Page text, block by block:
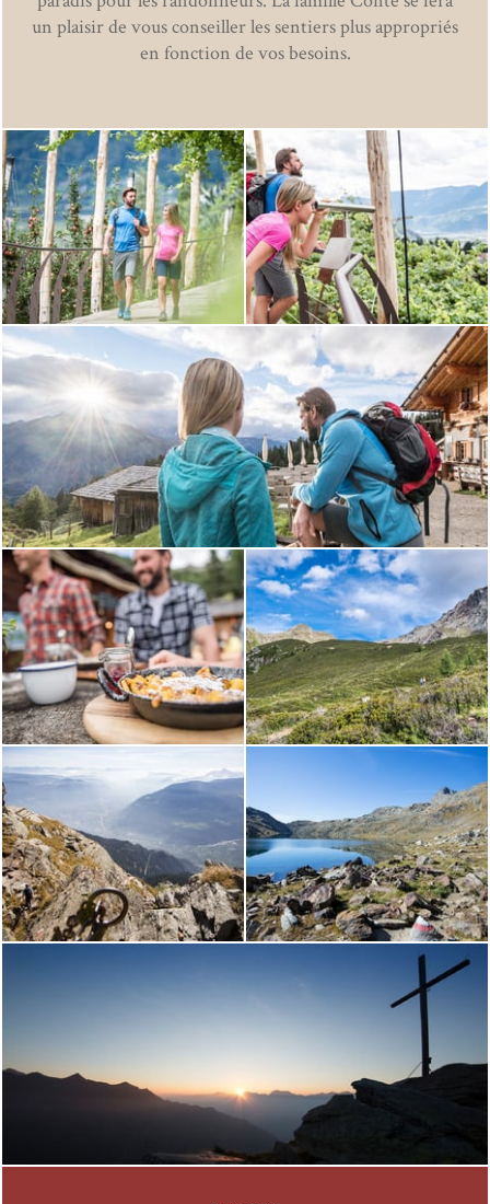
Astor
Culinaire
Vivant
Activitiés
Offres
Hiver
un plaisir de vous conseiller les sentiers plus appropriés
en fonction de vos besoins.